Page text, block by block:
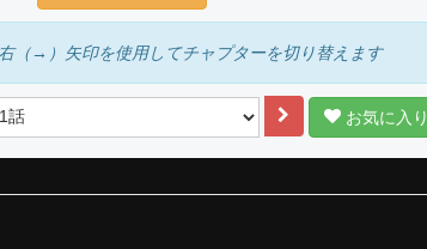
（→）矢印を使用してチャプターを切り替えます
お気に入り